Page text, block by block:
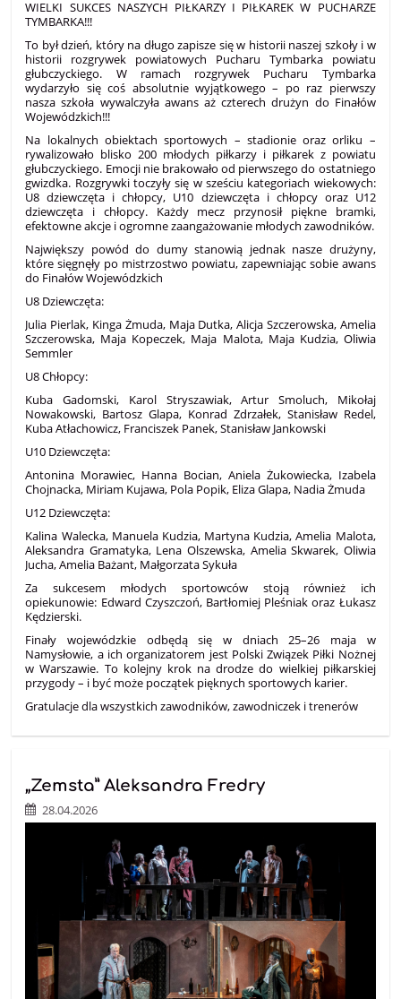
WIELKI SUKCES NASZYCH PIŁKARZY I PIŁKAREK W PUCHARZE
TYMBARKA!!!
To był dzień, który na długo zapisze się w historii naszej szkoły i w
historii rozgrywek powiatowych Pucharu Tymbarka powiatu
głubczyckiego. W ramach rozgrywek Pucharu Tymbarka
wydarzyło się coś absolutnie wyjątkowego – po raz pierwszy
nasza szkoła wywalczyła awans aż czterech drużyn do Finałów
Wojewódzkich!!!
Na lokalnych obiektach sportowych – stadionie oraz orliku –
rywalizowało blisko 200 młodych piłkarzy i piłkarek z powiatu
głubczyckiego. Emocji nie brakowało od pierwszego do ostatniego
gwizdka. Rozgrywki toczyły się w sześciu kategoriach wiekowych:
U8 dziewczęta i chłopcy, U10 dziewczęta i chłopcy oraz U12
dziewczęta i chłopcy. Każdy mecz przynosił piękne bramki,
efektowne akcje i ogromne zaangażowanie młodych zawodników.
Największy powód do dumy stanowią jednak nasze drużyny,
które sięgnęły po mistrzostwo powiatu, zapewniając sobie awans
do Finałów Wojewódzkich
U8 Dziewczęta:
Julia Pierlak, Kinga Żmuda, Maja Dutka, Alicja Szczerowska, Amelia
Szczerowska, Maja Kopeczek, Maja Malota, Maja Kudzia, Oliwia
Semmler
U8 Chłopcy:
Kuba Gadomski, Karol Stryszawiak, Artur Smoluch, Mikołaj
Nowakowski, Bartosz Glapa, Konrad Zdrzałek, Stanisław Redel,
Kuba Atłachowicz, Franciszek Panek, Stanisław Jankowski
U10 Dziewczęta:
Antonina Morawiec, Hanna Bocian, Aniela Żukowiecka, Izabela
Chojnacka, Miriam Kujawa, Pola Popik, Eliza Glapa, Nadia Żmuda
U12 Dziewczęta:
Kalina Walecka, Manuela Kudzia, Martyna Kudzia, Amelia Malota,
Aleksandra Gramatyka, Lena Olszewska, Amelia Skwarek, Oliwia
Jucha, Amelia Bażant, Małgorzata Sykuła
Za sukcesem młodych sportowców stoją również ich
opiekunowie: Edward Czyszczoń, Bartłomiej Pleśniak oraz Łukasz
Kędzierski.
Finały wojewódzkie odbędą się w dniach 25–26 maja w
Namysłowie, a ich organizatorem jest Polski Związek Piłki Nożnej
w Warszawie. To kolejny krok na drodze do wielkiej piłkarskiej
przygody – i być może początek pięknych sportowych karier.
Gratulacje dla wszystkich zawodników, zawodniczek i trenerów
„Zemsta” Aleksandra Fredry
28.04.2026